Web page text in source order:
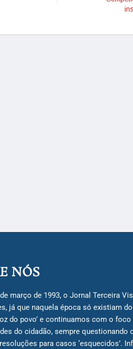
NÓS
março de 1993, o Jornal Terceira
já que naquela época só existiam
do povo’ e continuamos com o
do cidadão, sempre
para casos ‘esquecidos’.